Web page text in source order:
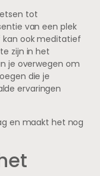
tot
van een plek
kan ook meditatief
zijn in het
je overwegen om
die je
ervaringen
en maakt het nog